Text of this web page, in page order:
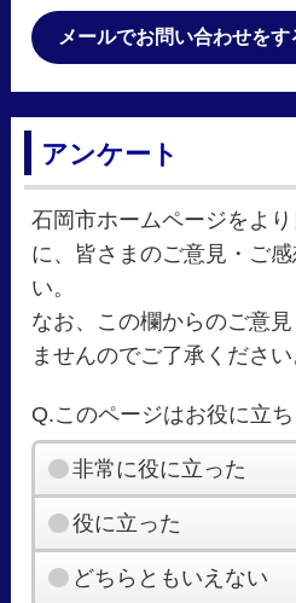
メールでお問い合わせをす
アンケート
石岡市ホームページをよ
に、皆さまのご意見・ご
い。
なお、この欄からのご意
ませんのでご了承ください
Q.このページはお役に立ち
非常に役に立った
役に立った
どちらともいえない